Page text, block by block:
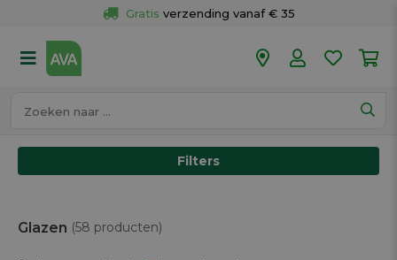
Gratis verzending vanaf € 35
50 winkels
Filters
Glazen (58 producten)